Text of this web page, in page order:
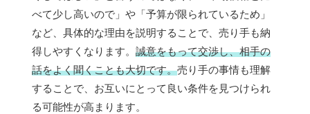
べて少し高いので」や「予算が限られているため」
など、具体的な理由を説明することで、売り手も納
得しやすくなります。 誠意をもって交渉し、相手の
話をよく聞くことも大切です。売り手の事情も理解
することで、お互いにとって良い条件を見つけられ
る可能性が高まります。